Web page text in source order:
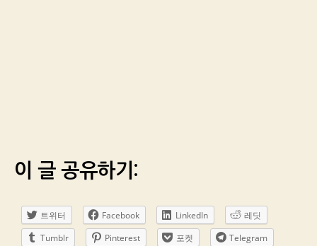
이 글 공유하기:
트위터 Facebook LinkedIn
레딧
Tumblr
Pinterest 포켓
Telegram